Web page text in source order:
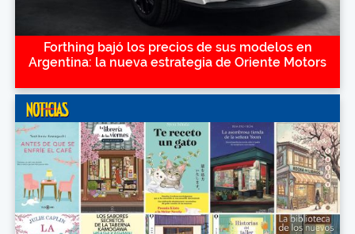
Forthing bajó los precios de sus modelos en
Argentina: la nueva estrategia de Oriente Motors